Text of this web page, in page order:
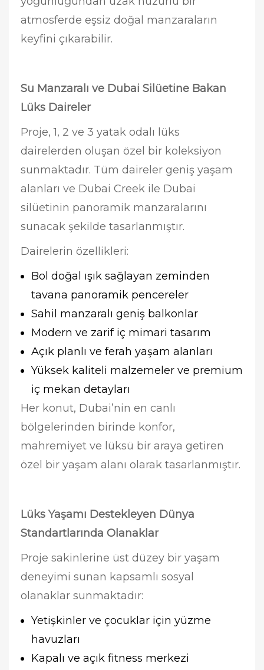
atmosferde eşsiz doğal manzaraların
keyfini çıkarabilir.
Su Manzaralı ve Dubai Silüetine Bakan
Lüks Daireler
Proje, 1, 2 ve 3 yatak odalı lüks
dairelerden oluşan özel bir koleksiyon
sunmaktadır. Tüm daireler geniş yaşam
alanları ve Dubai Creek ile Dubai
silüetinin panoramik manzaralarını
sunacak şekilde tasarlanmıştır.
Dairelerin özellikleri:
Bol doğal ışık sağlayan zeminden
tavana panoramik pencereler
Sahil manzaralı geniş balkonlar
Modern ve zarif iç mimari tasarım
Açık planlı ve ferah yaşam alanları
Yüksek kaliteli malzemeler ve premium
iç mekan detayları
Her konut, Dubai’nin en canlı
bölgelerinden birinde konfor,
mahremiyet ve lüksü bir araya getiren
özel bir yaşam alanı olarak tasarlanmıştır.
Lüks Yaşamı Destekleyen Dünya
Standartlarında Olanaklar
Proje sakinlerine üst düzey bir yaşam
deneyimi sunan kapsamlı sosyal
olanaklar sunmaktadır:
Yetişkinler ve çocuklar için yüzme
havuzları
Kapalı ve açık fitness merkezi